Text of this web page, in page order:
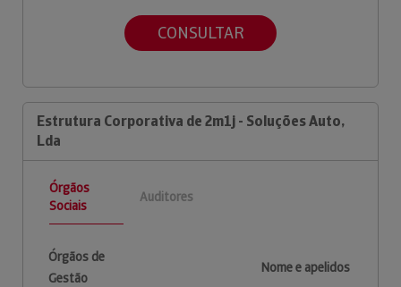
CONSULTAR
Estrutura Corporativa de 2m1j - Soluções Auto,
Lda
Órgãos
Sociais
Auditores
Órgãos de
Gestão
Nome e apelidos